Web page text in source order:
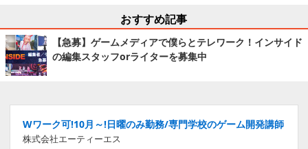
おすすめ記事
【急募】ゲームメディアで僕らとテレワーク！インサイド
の編集スタッフorライターを募集中
Wワーク可!10月～!日曜のみ勤務/専門学校のゲーム開発講師
株式会社エーティーエス